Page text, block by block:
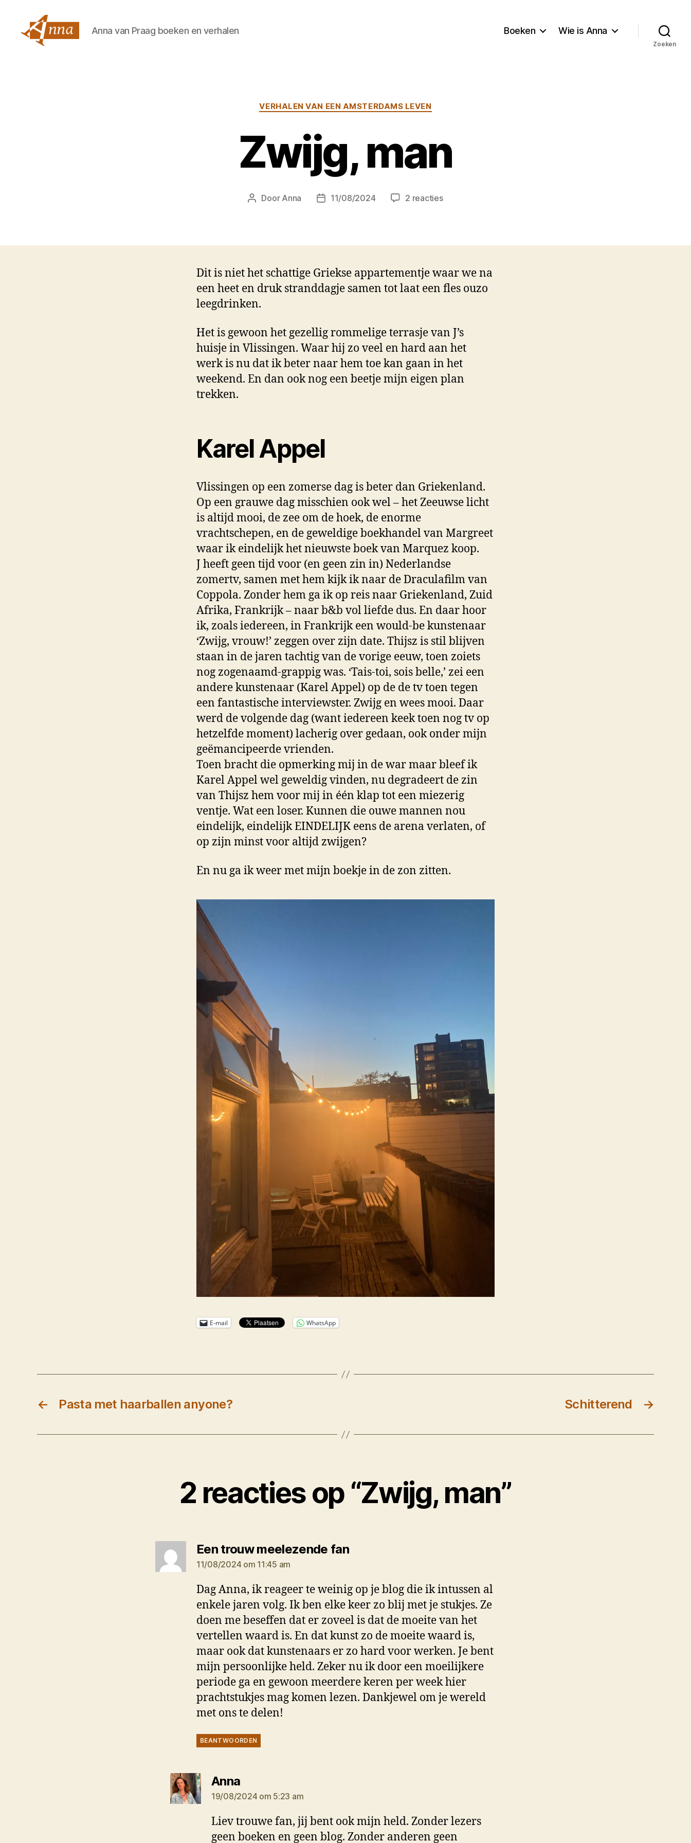
Anna van Praag boeken en verhalen Boeken Wie is Anna
Zoeken
Categorieën
VERHALEN VAN EEN AMSTERDAMS LEVEN
Zwijg, man
Berichtauteur
Door Anna Berichtdatum
11/08/2024 2 reactiesop
Dit is niet het schattige Griekse appartementje waar we na
een heet en druk stranddagje samen tot laat een fles ouzo
leegdrinken.
Het is gewoon het gezellig rommelige terrasje van J’s
huisje in Vlissingen. Waar hij zo veel en hard aan het
werk is nu dat ik beter naar hem toe kan gaan in het
weekend. En dan ook nog een beetje mijn eigen plan
trekken.
Karel Appel
Vlissingen op een zomerse dag is beter dan Griekenland.
Op een grauwe dag misschien ook wel – het Zeeuwse licht
is altijd mooi, de zee om de hoek, de enorme
vrachtschepen, en de geweldige boekhandel van Margreet
waar ik eindelijk het nieuwste boek van Marquez koop.
J heeft geen tijd voor (en geen zin in) Nederlandse
zomertv, samen met hem kijk ik naar de Draculafilm van
Coppola. Zonder hem ga ik op reis naar Griekenland, Zuid
Afrika, Frankrijk – naar b&b vol liefde dus. En daar hoor
ik, zoals iedereen, in Frankrijk een would-be kunstenaar
‘Zwijg, vrouw!’ zeggen over zijn date. Thijsz is stil blijven
staan in de jaren tachtig van de vorige eeuw, toen zoiets
nog zogenaamd-grappig was. ‘Tais-toi, sois belle,’ zei een
andere kunstenaar (Karel Appel) op de de tv toen tegen
een fantastische interviewster. Zwijg en wees mooi. Daar
werd de volgende dag (want iedereen keek toen nog tv op
hetzelfde moment) lacherig over gedaan, ook onder mijn
geëmancipeerde vrienden.
Toen bracht die opmerking mij in de war maar bleef ik
Karel Appel wel geweldig vinden, nu degradeert de zin
van Thijsz hem voor mij in één klap tot een miezerig
ventje. Wat een loser. Kunnen die ouwe mannen nou
eindelijk, eindelijk EINDELIJK eens de arena verlaten, of
op zijn minst voor altijd zwijgen?
En nu ga ik weer met mijn boekje in de zon zitten.
E-mail WhatsApp
← Pasta met haarballen anyone? →
Schitterend
2 reacties op “Zwijg, man”
Een trouw meelezende fanzegt:
11/08/2024 om 11:45 am
Dag Anna, ik reageer te weinig op je blog die ik intussen al
enkele jaren volg. Ik ben elke keer zo blij met je stukjes. Ze
doen me beseffen dat er zoveel is dat de moeite van het
vertellen waard is. En dat kunst zo de moeite waard is,
maar ook dat kunstenaars er zo hard voor werken. Je bent
mijn persoonlijke held. Zeker nu ik door een moeilijkere
periode ga en gewoon meerdere keren per week hier
prachtstukjes mag komen lezen. Dankjewel om je wereld
met ons te delen!
BEANTWOORDEN
Annazegt:
19/08/2024 om 5:23 am
Liev trouwe fan, jij bent ook mijn held. Zonder lezers
geen boeken en geen blog. Zonder anderen geen